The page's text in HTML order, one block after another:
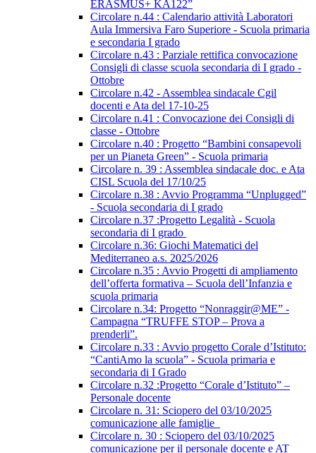
ERASMUS+ KA122”
Circolare n.44 : Calendario attività Laboratori
Aula Immersiva Faro Superiore - Scuola primaria
e secondaria I grado
Circolare n.43 : Parziale rettifica convocazione
Consigli di classe scuola secondaria di I grado -
Ottobre
Circolare n.42 - Assemblea sindacale Cgil
docenti e Ata del 17-10-25
Circolare n.41 : Convocazione dei Consigli di
classe - Ottobre
Circolare n.40 : Progetto “Bambini consapevoli
per un Pianeta Green” - Scuola primaria
Circolare n. 39 : Assemblea sindacale doc. e Ata
CISL Scuola del 17/10/25
Circolare n.38 : Avvio Programma “Unplugged”
- Scuola secondaria di I grado
Circolare n.37 :Progetto Legalità - Scuola
secondaria di I grado
Circolare n.36: Giochi Matematici del
Mediterraneo a.s. 2025/2026
Circolare n.35 : Avvio Progetti di ampliamento
dell’offerta formativa – Scuola dell’Infanzia e
scuola primaria
Circolare n.34: Progetto “Nonraggir@ME” -
Campagna “TRUFFE STOP – Prova a
prenderli”.
Circolare n.33 : Avvio progetto Corale d’Istituto:
“CantiAmo la scuola” - Scuola primaria e
secondaria di I Grado
Circolare n.32 :Progetto “Corale d’Istituto” –
Personale docente
Circolare n. 31: Sciopero del 03/10/2025
comunicazione alle famiglie
Circolare n. 30 : Sciopero del 03/10/2025
comunicazione per il personale docente e AT